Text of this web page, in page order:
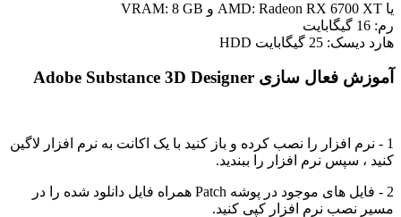
یا AMD: Radeon RX 6700 XT و VRAM: 8 GB
رم: 16 گیگابایت
هارد دیسک: 25 گیگابایت HDD
آموزش فعال سازی Adobe Substance 3D Designer
1 - نرم افزار را نصب کرده و باز کنید با یک اکانت به نرم افزار لاگین
کنید ، سپس نرم افزار را ببندید.
2 - فایل های موجود در پوشه Patch همراه فایل دانلود شده را در
مسیر نصب نرم افزار کپی کنید.